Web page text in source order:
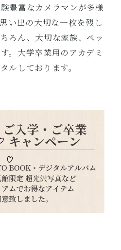
豊富なカメラマンが多様
い出の大切な一枚を残し
ろん、大切な家族、ペッ
。大学卒業用のアカデミ
ルしております。